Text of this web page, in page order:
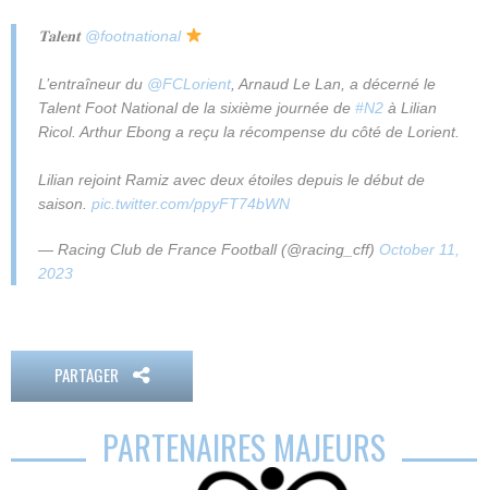
𝐓𝐚𝐥𝐞𝐧𝐭 @footnational
L’entraîneur du @FCLorient, Arnaud Le Lan, a décerné le
Talent Foot National de la sixième journée de #N2 à Lilian
Ricol. Arthur Ebong a reçu la récompense du côté de Lorient.
Lilian rejoint Ramiz avec deux étoiles depuis le début de
saison. pic.twitter.com/ppyFT74bWN
— Racing Club de France Football (@racing_cff) October 11,
2023
PARTAGER
PARTENAIRES MAJEURS